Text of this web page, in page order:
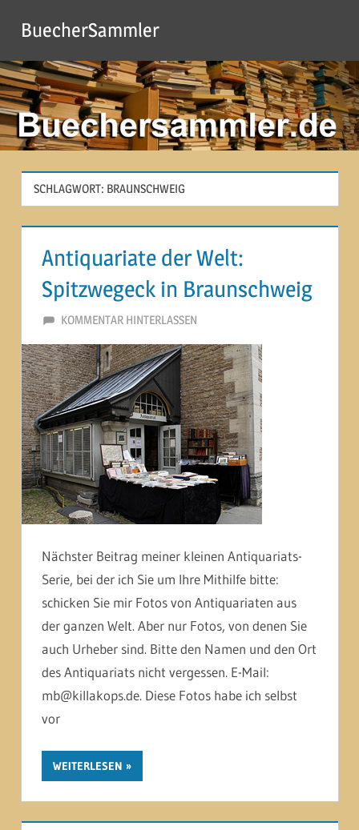
Inhalt
springen
BuecherSammler
SCHLAGWORT: BRAUNSCHWEIG
Antiquariate der Welt:
Spitzwegeck in Braunschweig
2. JULI 2014
MARTINA BERG
KOMMENTAR HINTERLASSEN
Nächster Beitrag meiner kleinen Antiquariats-
Serie, bei der ich Sie um Ihre Mithilfe bitte:
schicken Sie mir Fotos von Antiquariaten aus
der ganzen Welt. Aber nur Fotos, von denen Sie
auch Urheber sind. Bitte den Namen und den Ort
des Antiquariats nicht vergessen. E-Mail:
mb@killakops.de. Diese Fotos habe ich selbst
vor
WEITERLESEN